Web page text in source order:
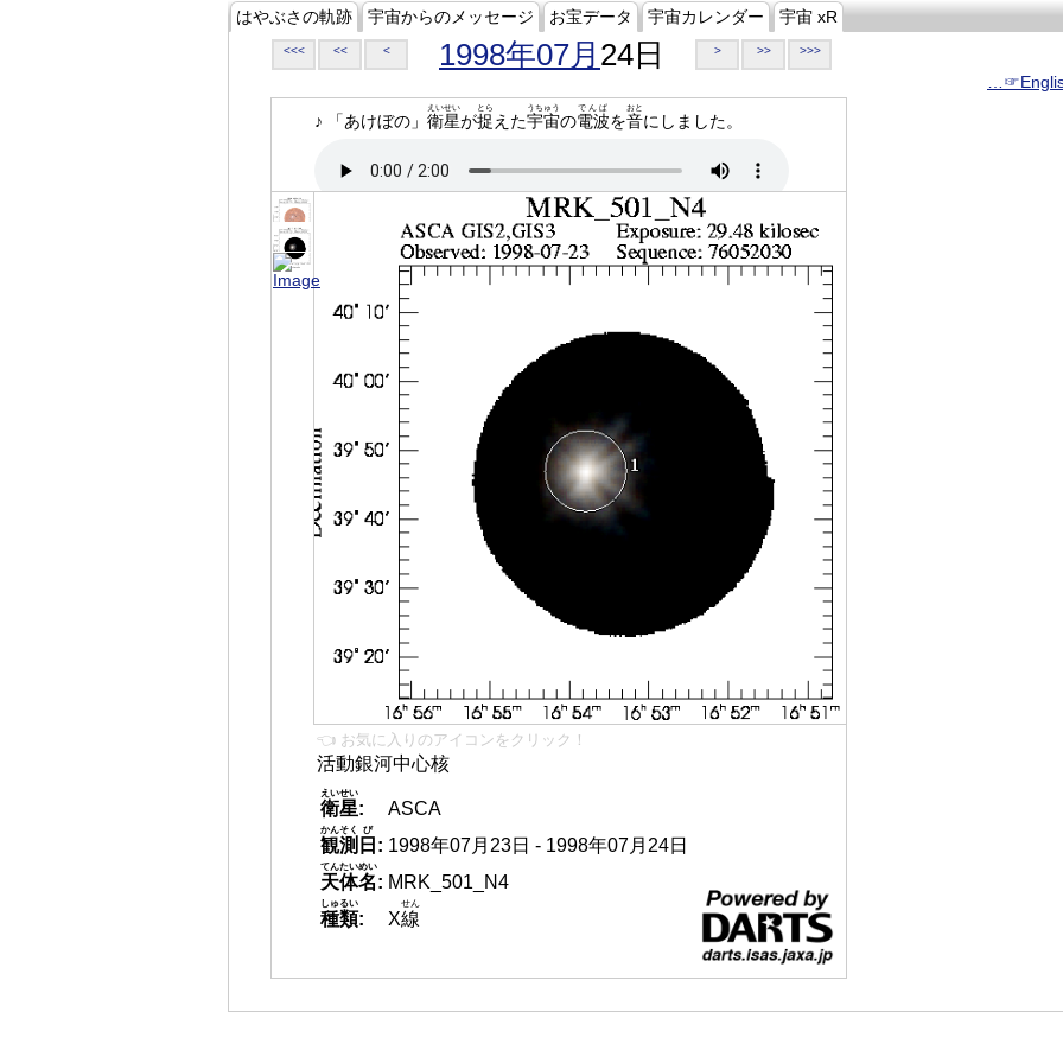
はやぶさの軌跡 宇宙からのメッセージ お宝データ 宇宙カレンダー 宇宙 xR
<<< << < 1998年07月 24日 > >> >>>
♪ 「あけぼの」 衛星
えいせい
が捉
とら
えた宇宙
うちゅう
の電波
でんぱ
を音
おと
にしました。
👈 お気に入りのアイコンをクリック！
活動銀河中心核
衛星
えいせい
:
ASCA
観測
かんそく
日
び
: 1998年07月23日 - 1998年07月24日
天体名
てんたいめい
: MRK_501_N4
種類
しゅるい
: X線
せん